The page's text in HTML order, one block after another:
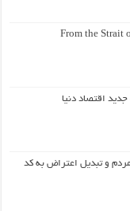
From the Strait
اقتصاد دنیا
و تبدیل اعتراض به کد